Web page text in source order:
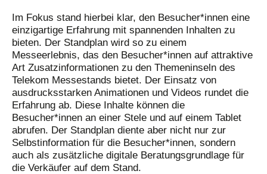
Im Fokus stand hierbei klar, den Besucher*innen eine
einzigartige Erfahrung mit spannenden Inhalten zu
bieten. Der Standplan wird so zu einem
Messeerlebnis, das den Besucher*innen auf attraktive
Art Zusatzinformationen zu den Themeninseln des
Telekom Messestands bietet. Der Einsatz von
ausdrucksstarken Animationen und Videos rundet die
Erfahrung ab. Diese Inhalte können die
Besucher*innen an einer Stele und auf einem Tablet
abrufen. Der Standplan diente aber nicht nur zur
Selbstinformation für die Besucher*innen, sondern
auch als zusätzliche digitale Beratungsgrundlage für
die Verkäufer auf dem Stand.